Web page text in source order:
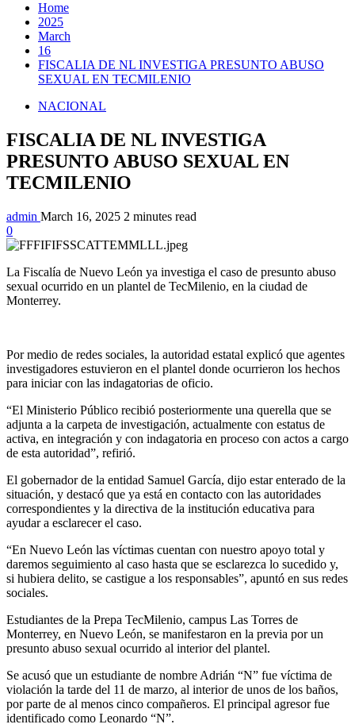
Home
2025
March
16
FISCALIA DE NL INVESTIGA PRESUNTO ABUSO
SEXUAL EN TECMILENIO
NACIONAL
FISCALIA DE NL INVESTIGA
PRESUNTO ABUSO SEXUAL EN
TECMILENIO
admin March 16, 2025 2 minutes read
0
La Fiscalía de Nuevo León ya investiga el caso de presunto abuso
sexual ocurrido en un plantel de TecMilenio, en la ciudad de
Monterrey.
Por medio de redes sociales, la autoridad estatal explicó que agentes
investigadores estuvieron en el plantel donde ocurrieron los hechos
para iniciar con las indagatorias de oficio.
“El Ministerio Público recibió posteriormente una querella que se
adjunta a la carpeta de investigación, actualmente con estatus de
activa, en integración y con indagatoria en proceso con actos a cargo
de esta autoridad”, refirió.
El gobernador de la entidad Samuel García, dijo estar enterado de la
situación, y destacó que ya está en contacto con las autoridades
correspondientes y la directiva de la institución educativa para
ayudar a esclarecer el caso.
“En Nuevo León las víctimas cuentan con nuestro apoyo total y
daremos seguimiento al caso hasta que se esclarezca lo sucedido y,
si hubiera delito, se castigue a los responsables”, apuntó en sus redes
sociales.
Estudiantes de la Prepa TecMilenio, campus Las Torres de
Monterrey, en Nuevo León, se manifestaron en la previa por un
presunto abuso sexual ocurrido al interior del plantel.
Se acusó que un estudiante de nombre Adrián “N” fue víctima de
violación la tarde del 11 de marzo, al interior de unos de los baños,
por parte de al menos cinco compañeros. El principal agresor fue
identificado como Leonardo “N”.